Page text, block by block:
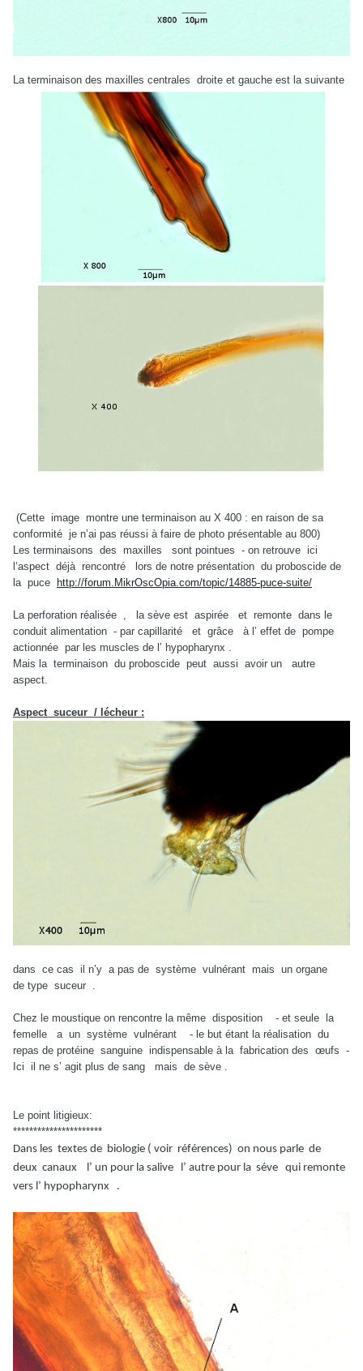
La terminaison des maxilles centrales droite et gauche est la suivante
(Cette image montre une terminaison au X 400 : en raison de sa
conformité je n’ai pas réussi à faire de photo présentable au 800)
Les terminaisons des maxilles sont pointues - on retrouve ici
l’aspect déjà rencontré lors de notre présentation du proboscide de
la puce http://forum.MikrOscOpia.com/topic/14885-puce-suite/
La perforation réalisée , la sève est aspirée et remonte dans le
conduit alimentation - par capillarité et grâce à l’ effet de pompe
actionnée par les muscles de l’ hypopharynx .
Mais la terminaison du proboscide peut aussi avoir un autre
aspect.
Aspect suceur / lécheur :
dans ce cas il n’y a pas de système vulnérant mais un organe
de type suceur .
Chez le moustique on rencontre la même disposition - et seule la
femelle a un système vulnérant - le but étant la réalisation du
repas de protéine sanguine indispensable à la fabrication des œufs -
Ici il ne s’ agit plus de sang mais de sève .
Le point litigieux:
**********************
Dans les textes de biologie ( voir références) on nous parle de
deux canaux l’ un pour la salive l’ autre pour la séve qui remonte
vers l’ hypopharynx .